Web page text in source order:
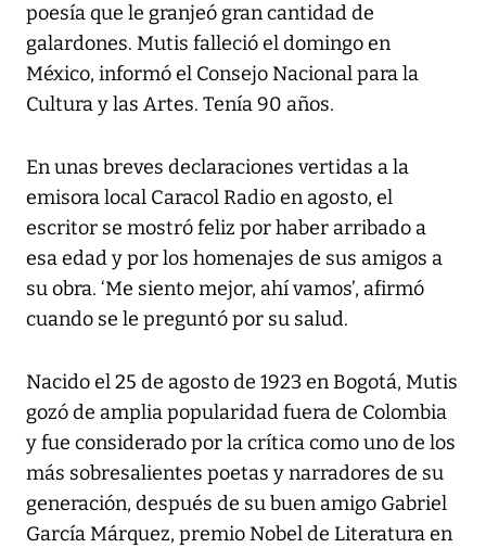
poesía que le granjeó gran cantidad de
galardones. Mutis falleció el domingo en
México, informó el Consejo Nacional para la
Cultura y las Artes. Tenía 90 años.
En unas breves declaraciones vertidas a la
emisora local Caracol Radio en agosto, el
escritor se mostró feliz por haber arribado a
esa edad y por los homenajes de sus amigos a
su obra. ‘Me siento mejor, ahí vamos’, afirmó
cuando se le preguntó por su salud.
Nacido el 25 de agosto de 1923 en Bogotá, Mutis
gozó de amplia popularidad fuera de Colombia
y fue considerado por la crítica como uno de los
más sobresalientes poetas y narradores de su
generación, después de su buen amigo Gabriel
García Márquez, premio Nobel de Literatura en